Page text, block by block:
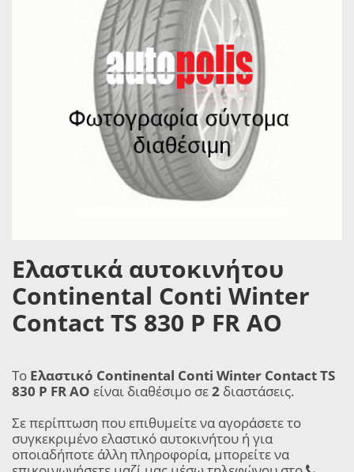
Ελαστικά αυτοκινήτου
Continental Conti Winter
Contact TS 830 P FR AO
Το Ελαστικό Continental Conti Winter Contact TS
830 P FR AO είναι διαθέσιμο σε2 διαστάσεις.
Σε περίπτωση που επιθυμείτε να αγοράσετε το
συγκεκριμένο ελαστικό αυτοκινήτου ή για
οποιαδήποτε άλλη πληροφορία, μπορείτε να